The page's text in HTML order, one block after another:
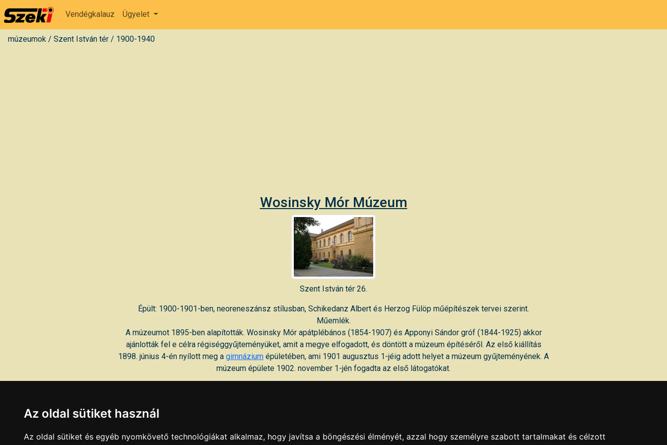
Vendégkalauz Ügyelet
múzeumok / Szent István tér / 1900-1940
Wosinsky Mór Múzeum
Szent István tér 26.
Épült: 1900-1901-ben, neoreneszánsz stílusban, Schikedanz Albert és Herzog Fülöp műépítészek tervei szerint.
Műemlék.
A múzeumot 1895-ben alapították. Wosinsky Mór apátplébános (1854-1907) és Apponyi Sándor gróf (1844-1925) akkor
ajánlották fel e célra régiséggyűjteményüket, amit a megye elfogadott, és döntött a múzeum építéséről. Az első kiállítás
1898. június 4-én nyílott meg a gimnázium épületében, ami 1901 augusztus 1-jéig adott helyet a múzeum gyűjteményének. A
múzeum épülete 1902. november 1-jén fogadta az első látogatókat.
Az oldal sütiket használ
Az oldal sütiket és egyéb nyomkövető technológiákat alkalmaz, hogy javítsa a böngészési élményét, azzal hogy személyre szabott tartalmakat és célzott